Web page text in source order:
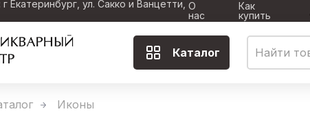
Екатеринбург, ул. Сакко и Ванцетти, О
нас
Как
купить
Каталог
Иконы